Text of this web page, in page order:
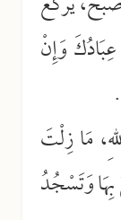
وَإِنْ
مَا زِلْتَ
وَتَسْجُدُ